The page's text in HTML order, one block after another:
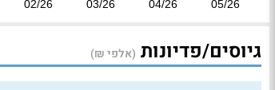
02/26 03/26 04/26 05/26
גיוסים/פדיונות (אלפי ₪)